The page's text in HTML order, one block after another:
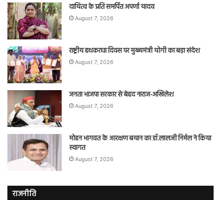
दायित्व के प्रति समर्पित अपर्णा यादव
August 7, 2026
राष्ट्रीय हथकरघा दिवस पर मुख्यमंत्री योगी का बड़ा संदेश
August 7, 2026
जनता भाजपा सरकार से बेहद नाराज-अखिलेश
August 7, 2026
मोहन भागवत के आरक्षण बयान का डॉ.लालजी निर्मल ने किया
स्वागत
August 7, 2026
राजनीति